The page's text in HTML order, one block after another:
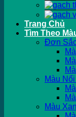
Trang Chủ
Tìm Theo
Đơn
Màu
Màu